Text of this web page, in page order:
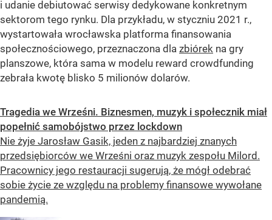
i udanie debiutować serwisy dedykowane konkretnym
sektorom tego rynku. Dla przykładu, w styczniu 2021 r.,
wystartowała wrocławska platforma finansowania
społecznościowego, przeznaczona dla zbiórek na gry
planszowe, która sama w modelu reward crowdfunding
zebrała kwotę blisko 5 milionów dolarów.
Tragedia we Wrześni. Biznesmen, muzyk i społecznik miał
popełnić samobójstwo przez lockdown
Nie żyje Jarosław Gasik, jeden z najbardziej znanych
przedsiębiorców we Wrześni oraz muzyk zespołu Milord.
Pracownicy jego restauracji sugerują, że mógł odebrać
sobie życie ze względu na problemy finansowe wywołane
pandemią.